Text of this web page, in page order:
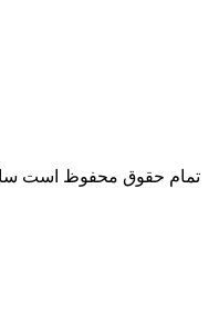
© 2026 AppsGolem · تمام حقوق محفوظ است